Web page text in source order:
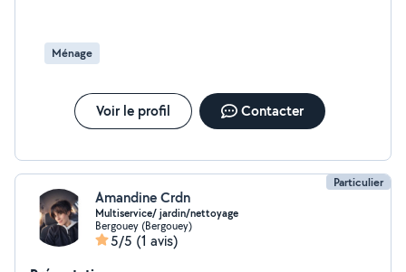
Ménage
Voir le profil Contacter
Particulier
Amandine Crdn
Multiservice/ jardin/nettoyage
Bergouey (Bergouey)
5/5 (1 avis)